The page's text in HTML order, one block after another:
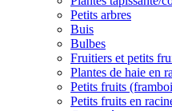
Petits arbres
Buis
Bulbes
Fruitiers et petits
Plantes de haie en
Petits fruits
Petits fruits en